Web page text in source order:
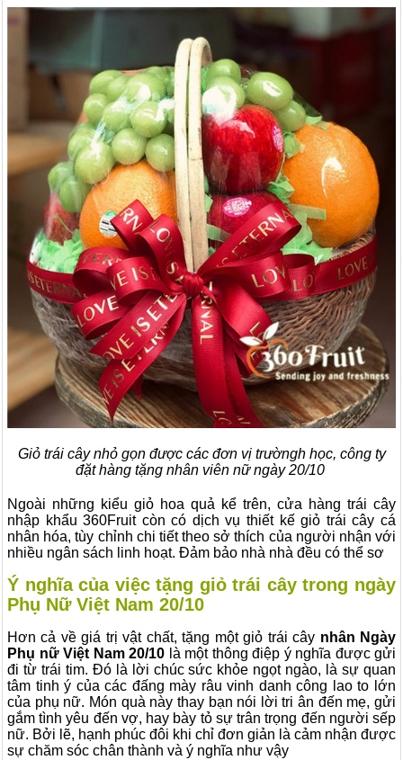
Giỏ trái cây nhỏ gọn được các đơn vị trườngh học, công ty
đặt hàng tặng nhân viên nữ ngày 20/10
Ngoài những kiểu giỏ hoa quả kể trên, cửa hàng trái cây
nhập khẩu 360Fruit còn có dịch vụ thiết kế giỏ trái cây cá
nhân hóa, tùy chỉnh chi tiết theo sở thích của người nhận với
nhiều ngân sách linh hoạt. Đảm bảo nhà nhà đều có thể sơ
Ý nghĩa của việc tặng giỏ trái cây trong ngày
Phụ Nữ Việt Nam 20/10
Hơn cả về giá trị vật chất, tặng một giỏ trái cây nhân Ngày
Phụ nữ Việt Nam 20/10 là một thông điệp ý nghĩa được gửi
đi từ trái tim. Đó là lời chúc sức khỏe ngọt ngào, là sự quan
tâm tinh ý của các đấng mày râu vinh danh công lao to lớn
của phụ nữ. Món quà này thay bạn nói lời tri ân đến mẹ, gửi
gắm tình yêu đến vợ, hay bày tỏ sự trân trọng đến người sếp
nữ. Bởi lẽ, hạnh phúc đôi khi chỉ đơn giản là cảm nhận được
sự chăm sóc chân thành và ý nghĩa như vậy